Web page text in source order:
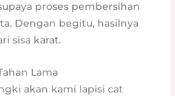
proses pembersihan
Dengan begitu, hasilnya
sisa karat.
Lama
akan kami lapisi cat